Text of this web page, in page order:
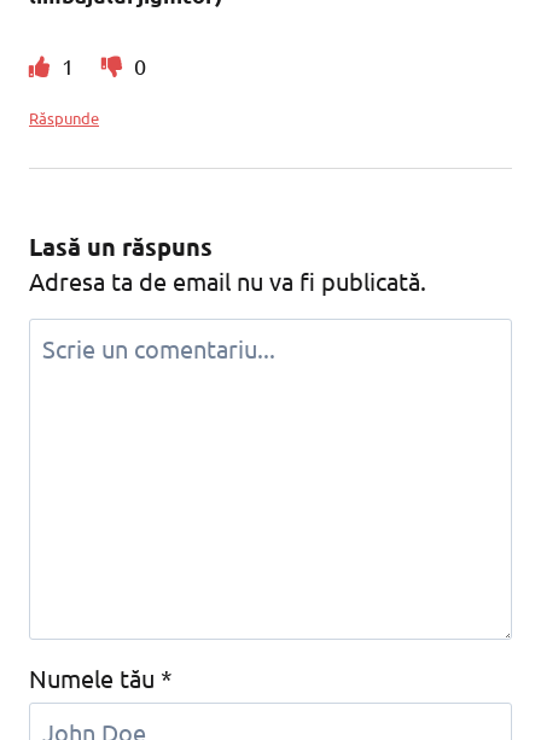
1 0
Răspunde
Lasă un răspuns
Adresa ta de email nu va fi publicată.
Numele tău *